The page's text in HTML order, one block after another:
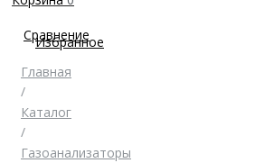
Сравнение
Избранное
Главная
/
Каталог
/
Газоанализаторы